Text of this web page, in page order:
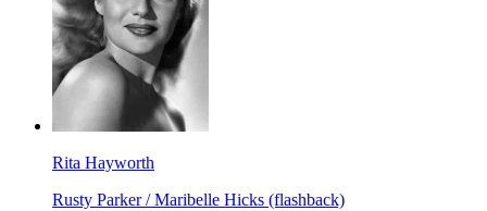
Rita Hayworth
Rusty Parker / Maribelle Hicks (flashback)